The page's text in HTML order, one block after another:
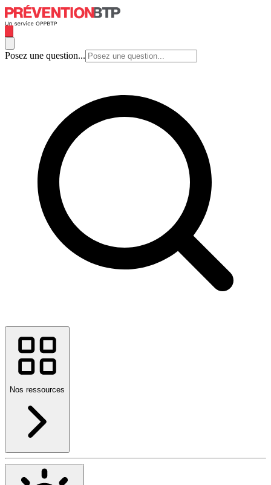
Posez une question...
Nos ressources